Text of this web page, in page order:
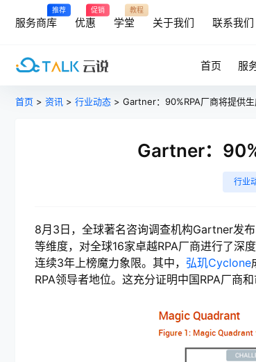
推荐
服务商库
促销
优惠
教程
学堂 关于我们 联系我们
首页 服
首页 > 资讯 > 行业动态 > Gartner：90%RPA厂商将提供
Gartner：
行业
8月3日，全球著名咨询调查机构Gartner发
等维度，对全球16家卓越RPA厂商进行了
连续3年上榜魔力象限。其中， 弘玑Cyclone
RPA领导者地位。这充分证明中国RPA厂商